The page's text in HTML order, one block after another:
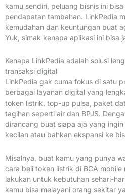
kamu sendiri, peluang bisnis ini
pendapatan tambahan. LinkPedia
kemudahan dan keuntungan buat
Yuk, simak kenapa aplikasi ini bisa
Kenapa LinkPedia adalah solusi
transaksi digital
LinkPedia gak cuma fokus di satu
berbagai layanan digital yang
token listrik, top-up pulsa, paket
tagihan seperti air dan BPJS.
dirancang buat siapa aja yang
kecilan atau bahkan ekspansi ke
Misalnya, buat kamu yang punya
cara beli token listrik di BCA
lakukan untuk kebutuhan sehari-
kamu bisa melayani orang sekitar